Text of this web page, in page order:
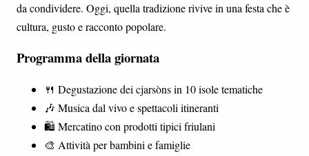
da condividere. Oggi, quella tradizione rivive in una festa che è
cultura, gusto e racconto popolare.
Programma della giornata
🍴 Degustazione dei cjarsòns in 10 isole tematiche
🎶 Musica dal vivo e spettacoli itineranti
🛍️ Mercatino con prodotti tipici friulani
🎨 Attività per bambini e famiglie